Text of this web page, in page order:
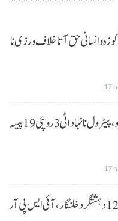
و انسانی حق آتا خلاف ورزی نا
17
حکومت نا کنڈ آن پیٹرولیم نا نہاد آتیٹی کمتی نا پڑو،پیٹرول نا نہاد اٹی 3 روپئی 19 پیسہ
17